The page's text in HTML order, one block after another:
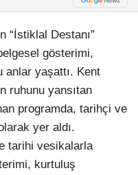
“İstiklal Destanı”
gösterimi,
anlar yaşattı. Kent
ruhunu yansıtan
programda, tarihçi ve
yer aldı.
tarihi vesikalarla
kurtuluş